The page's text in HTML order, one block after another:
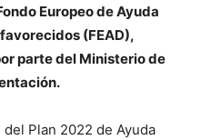
Europeo de Ayuda
(FEAD),
parte del Ministerio de
Plan 2022 de Ayuda